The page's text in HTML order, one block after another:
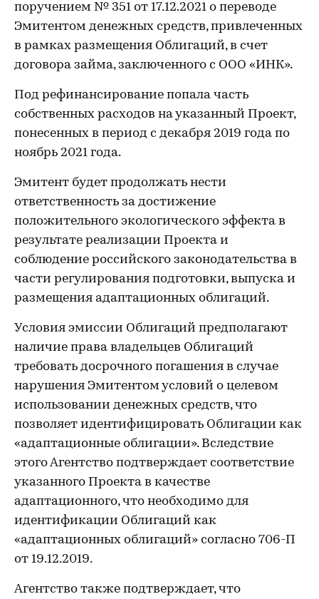
поручением № 351 от 17.12.2021 о переводе
Эмитентом денежных средств, привлеченных
в рамках размещения Облигаций, в счет
договора займа, заключенного с ООО «ИНК».
Под рефинансирование попала часть
собственных расходов на указанный Проект,
понесенных в период с декабря 2019 года по
ноябрь 2021 года.
Эмитент будет продолжать нести
ответственность за достижение
положительного экологического эффекта в
результате реализации Проекта и
соблюдение российского законодательства в
части регулирования подготовки, выпуска и
размещения адаптационных облигаций.
Условия эмиссии Облигаций предполагают
наличие права владельцев Облигаций
требовать досрочного погашения в случае
нарушения Эмитентом условий о целевом
использовании денежных средств, что
позволяет идентифицировать Облигации как
«адаптационные облигации». Вследствие
этого Агентство подтверждает соответствие
указанного Проекта в качестве
адаптационного, что необходимо для
идентификации Облигаций как
«адаптационных облигаций» согласно 706-П
от 19.12.2019.
Агентство также подтверждает, что